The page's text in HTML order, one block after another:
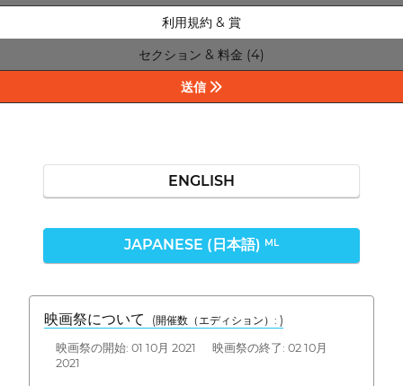
利用規約 & 賞
セクション & 料金 (4)
送信
ENGLISH
JAPANESE (日本語) ML
映画祭について (開催数（エディション）: )
映画祭の開始: 01 10月 2021 映画祭の終了: 02 10月
2021